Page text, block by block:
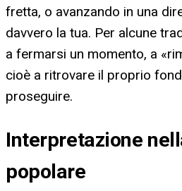
fretta, o avanzando in una
davvero la tua. Per alcune
a fermarsi un momento, a
cioè a ritrovare il proprio
proseguire.
Interpretazione
popolare